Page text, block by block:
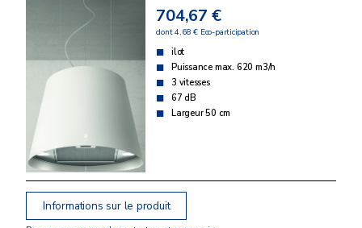
704,67 €
dont 4,68 € Eco-participation
ilot
Puissance max. 620 m3/h
3 vitesses
67 dB
Largeur 50 cm
Informations sur le produit